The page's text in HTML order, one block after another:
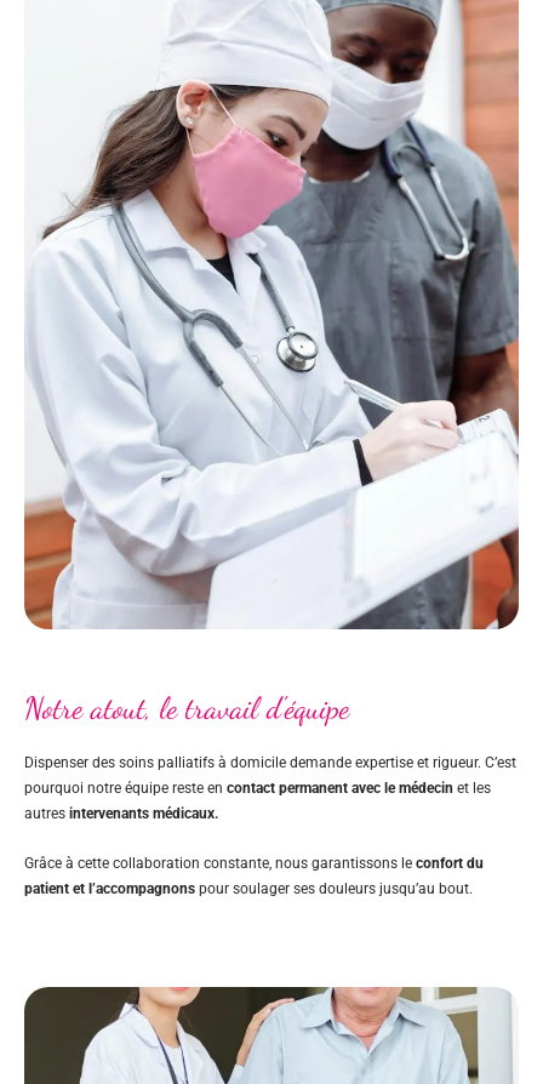
Notre atout, le travail d'équipe
Dispenser des soins palliatifs à domicile demande expertise et rigueur. C’est
pourquoi notre équipe reste en contact permanent avec le médecin et les
autres intervenants médicaux.
Grâce à cette collaboration constante, nous garantissons le confort du
patient et l’accompagnons pour soulager ses douleurs jusqu’au bout.